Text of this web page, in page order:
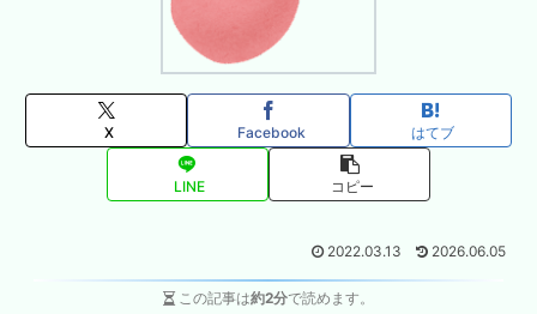
X Facebook はてブ
LINE コピー
2022.03.13 2026.06.05
この記事は約2分で読めます。